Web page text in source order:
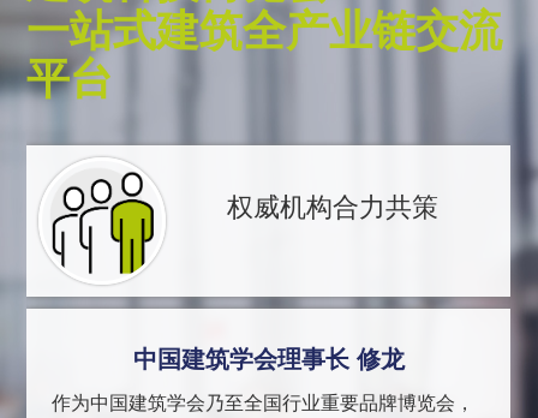
一站式建筑全产业链交流
平台
权威机构合力共策
中国建筑学会理事长 修龙
作为中国建筑学会乃至全国行业重要品牌博览会，